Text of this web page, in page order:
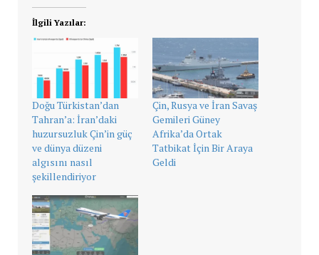
İlgili Yazılar:
Doğu Türkistan’dan
Tahran’a: İran’daki
huzursuzluk Çin’in güç
ve dünya düzeni
algısını nasıl
şekillendiriyor
Çin, Rusya ve İran Savaş
Gemileri Güney
Afrika’da Ortak
Tatbikat İçin Bir Araya
Geldi